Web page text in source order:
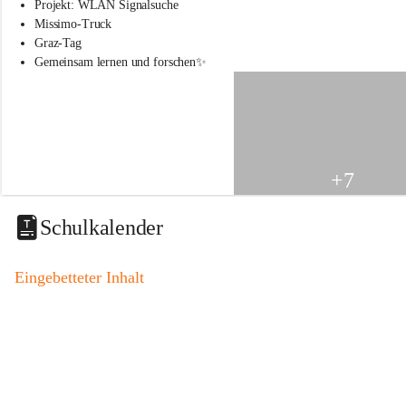
s
s
c
i
t
a
o
Projekt: WLAN Signalsuche
Missimo-Truck
Graz-Tag
Gemeinsam lernen und forschen✨
+7
Schulkalender
Eingebetteter Inhalt